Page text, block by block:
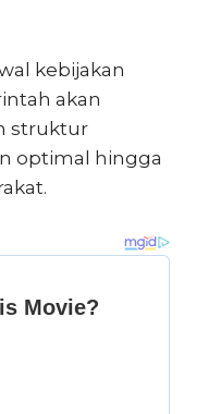
kebijakan
akan
struktur
optimal hingga